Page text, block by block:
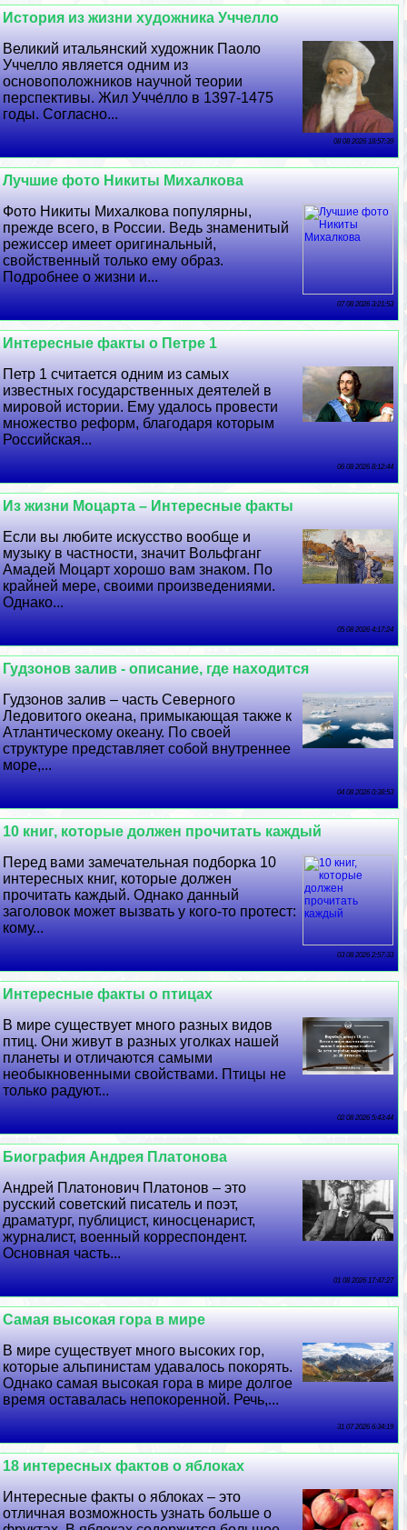
История из жизни художника Уччелло
Великий итальянский художник Паоло
Уччелло является одним из
основоположников научной теории
перспективы. Жил Учче́лло в 1397-1475
годы. Согласно...
08 08 2026 18:57:39
Лучшие фото Никиты Михалкова
Фото Никиты Михалкова популярны,
прежде всего, в России. Ведь знаменитый
режиссер имеет оригинальный,
свойственный только ему образ.
Подробнее о жизни и...
07 08 2026 3:21:53
Интересные факты о Петре 1
Петр 1 считается одним из самых
известных государственных деятелей в
мировой истории. Ему удалось провести
множество реформ, благодаря которым
Российская...
06 08 2026 8:12:44
Из жизни Моцарта – Интересные факты
Если вы любите искусство вообще и
музыку в частности, значит Вольфганг
Амадей Моцарт хорошо вам знаком. По
крайней мере, своими произведениями.
Однако...
05 08 2026 4:17:24
Гудзонов залив - описание, где находится
Гудзонов залив – часть Северного
Ледовитого океана, примыкающая также к
Атлантическому океану. По своей
структуре представляет собой внутреннее
море,...
04 08 2026 0:38:53
10 книг, которые должен прочитать каждый
Перед вами замечательная подборка 10
интересных книг, которые должен
прочитать каждый. Однако данный
заголовок может вызвать у кого-то протест:
кому...
03 08 2026 2:57:33
Интересные факты о птицах
В мире существует много разных видов
птиц. Они живут в разных уголках нашей
планеты и отличаются самыми
необыкновенными свойствами. Птицы не
только радуют...
02 08 2026 5:43:44
Биография Андрея Платонова
Андрей Платонович Платонов – это
русский советский писатель и поэт,
драматург, публицист, киносценарист,
журналист, военный корреспондент.
Основная часть...
01 08 2026 17:47:27
Самая высокая гора в мире
В мире существует много высоких гор,
которые альпинистам удавалось покорять.
Однако самая высокая гора в мире долгое
время оставалась непокоренной. Речь,...
31 07 2026 6:34:19
18 интересных фактов о яблоках
Интересные факты о яблоках – это
отличная возможность узнать больше о